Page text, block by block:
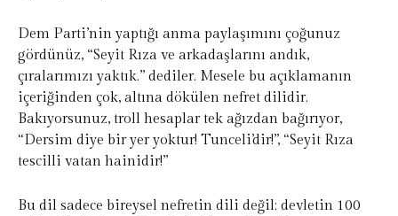
Dem Parti’nin yaptığı anma paylaşımını çoğunuz
gördünüz, “Seyit Rıza ve arkadaşlarını andık,
çıralarımızı yaktık.” dediler. Mesele bu açıklamanın
içeriğinden çok, altına dökülen nefret dilidir.
Bakıyorsunuz, troll hesaplar tek ağızdan bağırıyor,
“Dersim diye bir yer yoktur! Tunceli’dir!”, “Seyit Rıza
tescilli vatan hainidir!”
Bu dil sadece bireysel nefretin dili değil; devletin 100